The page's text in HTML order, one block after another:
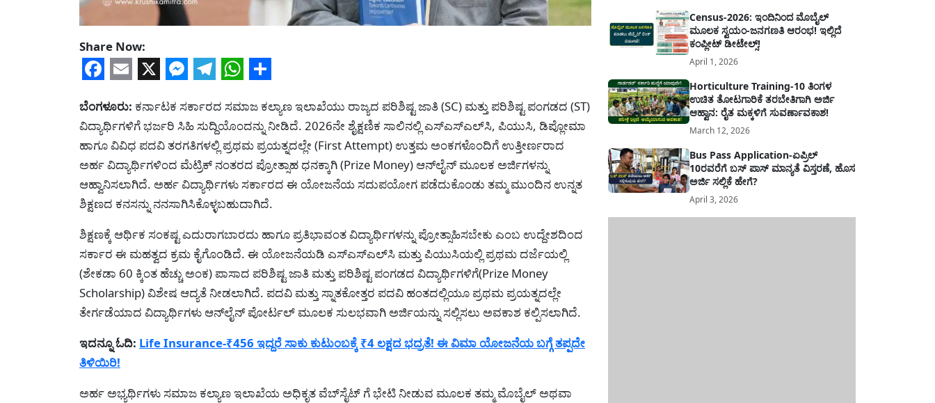
Share Now:
Facebook
Email
X Messenger
Telegram
WhatsApp
Share
ಬೆಂಗಳೂರು: ಕರ್ನಾಟಕ ಸರ್ಕಾರದ ಸಮಾಜ ಕಲ್ಯಾಣ ಇಲಾಖೆಯು ರಾಜ್ಯದ ಪರಿಶಿಷ್ಟ ಜಾತಿ (SC) ಮತ್ತು ಪರಿಶಿಷ್ಟ ಪಂಗಡದ (ST)
ವಿದ್ಯಾರ್ಥಿಗಳಿಗೆ ಭರ್ಜರಿ ಸಿಹಿ ಸುದ್ದಿಯೊಂದನ್ನು ನೀಡಿದೆ. 2026ನೇ ಶೈಕ್ಷಣಿಕ ಸಾಲಿನಲ್ಲಿ ಎಸ್‌ಎಸ್‌ಎಲ್‌ಸಿ, ಪಿಯುಸಿ, ಡಿಪ್ಲೋಮಾ
ಹಾಗೂ ವಿವಿಧ ಪದವಿ ತರಗತಿಗಳಲ್ಲಿ ಪ್ರಥಮ ಪ್ರಯತ್ನದಲ್ಲೇ (First Attempt) ಉತ್ತಮ ಅಂಕಗಳೊಂದಿಗೆ ಉತ್ತೀರ್ಣರಾದ
ಅರ್ಹ ವಿದ್ಯಾರ್ಥಿಗಳಿಂದ ಮೆಟ್ರಿಕ್ ನಂತರದ ಪ್ರೋತ್ಸಾಹ ಧನಕ್ಕಾಗಿ (Prize Money) ಆನ್‌ಲೈನ್ ಮೂಲಕ ಅರ್ಜಿಗಳನ್ನು
ಆಹ್ವಾನಿಸಲಾಗಿದೆ. ಅರ್ಹ ವಿದ್ಯಾರ್ಥಿಗಳು ಸರ್ಕಾರದ ಈ ಯೋಜನೆಯ ಸದುಪಯೋಗ ಪಡೆದುಕೊಂಡು ತಮ್ಮ ಮುಂದಿನ ಉನ್ನತ
ಶಿಕ್ಷಣದ ಕನಸನ್ನು ನನಸಾಗಿಸಿಕೊಳ್ಳಬಹುದಾಗಿದೆ.
ಶಿಕ್ಷಣಕ್ಕೆ ಆರ್ಥಿಕ ಸಂಕಷ್ಟ ಎದುರಾಗಬಾರದು ಹಾಗೂ ಪ್ರತಿಭಾವಂತ ವಿದ್ಯಾರ್ಥಿಗಳನ್ನು ಪ್ರೋತ್ಸಾಹಿಸಬೇಕು ಎಂಬ ಉದ್ದೇಶದಿಂದ
ಸರ್ಕಾರ ಈ ಮಹತ್ವದ ಕ್ರಮ ಕೈಗೊಂಡಿದೆ. ಈ ಯೋಜನೆಯಡಿ ಎಸ್‌ಎಸ್‌ಎಲ್‌ಸಿ ಮತ್ತು ಪಿಯುಸಿಯಲ್ಲಿ ಪ್ರಥಮ ದರ್ಜೆಯಲ್ಲಿ
(ಶೇಕಡಾ 60 ಕ್ಕಿಂತ ಹೆಚ್ಚು ಅಂಕ) ಪಾಸಾದ ಪರಿಶಿಷ್ಟ ಜಾತಿ ಮತ್ತು ಪರಿಶಿಷ್ಟ ಪಂಗಡದ ವಿದ್ಯಾರ್ಥಿಗಳಿಗೆ(Prize Money
Scholarship) ವಿಶೇಷ ಆದ್ಯತೆ ನೀಡಲಾಗಿದೆ. ಪದವಿ ಮತ್ತು ಸ್ನಾತಕೋತ್ತರ ಪದವಿ ಹಂತದಲ್ಲಿಯೂ ಪ್ರಥಮ ಪ್ರಯತ್ನದಲ್ಲೇ
ತೇರ್ಗಡೆಯಾದ ವಿದ್ಯಾರ್ಥಿಗಳು ಆನ್‌ಲೈನ್ ಪೋರ್ಟಲ್ ಮೂಲಕ ಸುಲಭವಾಗಿ ಅರ್ಜಿಯನ್ನು ಸಲ್ಲಿಸಲು ಅವಕಾಶ ಕಲ್ಪಿಸಲಾಗಿದೆ.
ಇದನ್ನೂ ಓದಿ: Life Insurance-₹456 ಇದ್ದರೆ ಸಾಕು ಕುಟುಂಬಕ್ಕೆ ₹4 ಲಕ್ಷದ ಭದ್ರತೆ! ಈ ವಿಮಾ ಯೋಜನೆಯ ಬಗ್ಗೆ ತಪ್ಪದೇ
ತಿಳಿಯಿರಿ!
ಅರ್ಹ ಅಭ್ಯರ್ಥಿಗಳು ಸಮಾಜ ಕಲ್ಯಾಣ ಇಲಾಖೆಯ ಅಧಿಕೃತ ವೆಬ್‌ಸೈಟ್ ಗೆ ಭೇಟಿ ನೀಡುವ ಮೂಲಕ ತಮ್ಮ ಮೊಬೈಲ್ ಅಥವಾ
Census-2026: ಇಂದಿನಿಂದ ಮೊಬೈಲ್
ಮೂಲಕ ಸ್ವಯಂ-ಜನಗಣತಿ ಆರಂಭ! ಇಲ್ಲಿದೆ
ಕಂಪ್ಲೀಟ್ ಡೀಟೇಲ್ಸ್!
April 1, 2026
Horticulture Training-10 ತಿಂಗಳ
ಉಚಿತ ತೋಟಗಾರಿಕೆ ತರಬೇತಿಗಾಗಿ ಅರ್ಜಿ
ಆಹ್ವಾನ: ರೈತ ಮಕ್ಕಳಿಗೆ ಸುವರ್ಣಾವಕಾಶ!
March 12, 2026
Bus Pass Application-ಏಪ್ರಿಲ್
10ರವರೆಗೆ ಬಸ್ ಪಾಸ್ ಮಾನ್ಯತೆ ವಿಸ್ತರಣೆ, ಹೊಸ
ಅರ್ಜಿ ಸಲ್ಲಿಕೆ ಹೇಗೆ?
April 3, 2026